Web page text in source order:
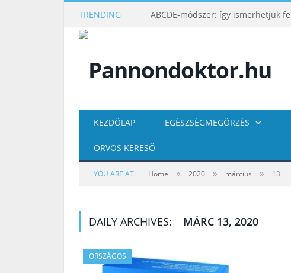
TRENDING
KEZDŐLAP EGÉSZSÉGMEGŐRZÉS
ORVOS KERESŐ
YOU ARE AT: Home » 2020 » március » 13
DAILY ARCHIVES: MÁRC 13, 2020
ORSZÁGOS